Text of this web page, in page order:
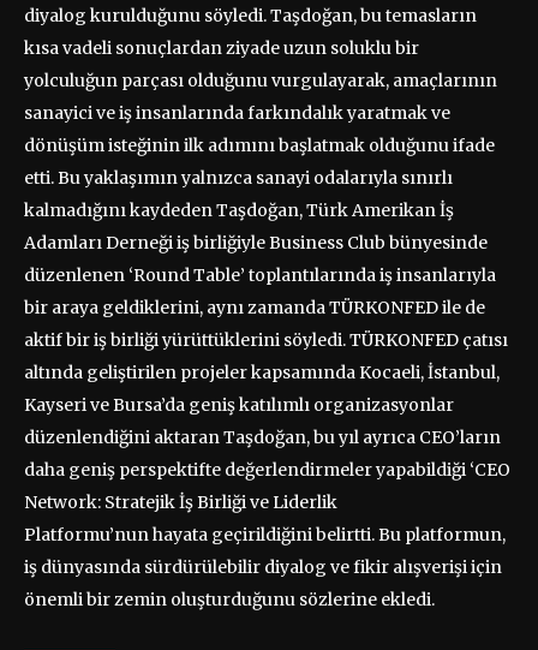
diyalog kurulduğunu söyledi. Taşdoğan, bu temasların
kısa vadeli sonuçlardan ziyade uzun soluklu bir
yolculuğun parçası olduğunu vurgulayarak, amaçlarının
sanayici ve iş insanlarında farkındalık yaratmak ve
dönüşüm isteğinin ilk adımını başlatmak olduğunu ifade
etti. Bu yaklaşımın yalnızca sanayi odalarıyla sınırlı
kalmadığını kaydeden Taşdoğan, Türk Amerikan İş
Adamları Derneği iş birliğiyle Business Club bünyesinde
düzenlenen ‘Round Table’ toplantılarında iş insanlarıyla
bir araya geldiklerini, aynı zamanda TÜRKONFED ile de
aktif bir iş birliği yürüttüklerini söyledi. TÜRKONFED çatısı
altında geliştirilen projeler kapsamında Kocaeli, İstanbul,
Kayseri ve Bursa’da geniş katılımlı organizasyonlar
düzenlendiğini aktaran Taşdoğan, bu yıl ayrıca CEO’ların
daha geniş perspektifte değerlendirmeler yapabildiği ‘CEO
Network: Stratejik İş Birliği ve Liderlik
Platformu’nunhayata geçirildiğini belirtti. Bu platformun,
iş dünyasında sürdürülebilir diyalog ve fikir alışverişi için
önemli bir zemin oluşturduğunu sözlerine ekledi.